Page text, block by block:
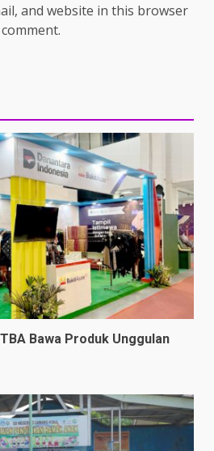
and website in this browser
Bawa Produk Unggulan